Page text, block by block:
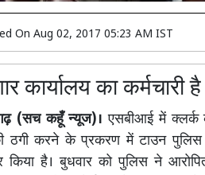
On Aug 02, 2017 05:23 AM IST
कार्यालय का कर्मचारी
(सच कहूँ न्यूज)। एसबीआई में क्लर्क
ठगी करने के प्रकरण में टाउन पुलिस
किया है। बुधवार को पुलिस ने